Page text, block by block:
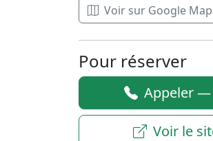
Voir sur Google
Pour réserver
Appeler —
Voir le